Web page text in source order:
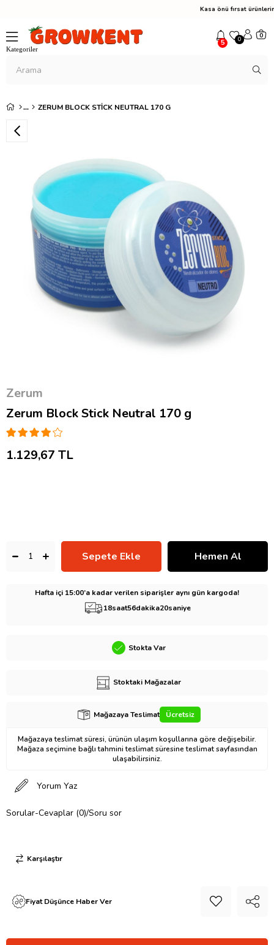
Kasa önü fırsat
5 0 0
ZERUM BLOCK STICK NEUTRAL 170 G
Zerum
Zerum Block Stick Neutral 170 g
1.129,67 TL
Hafta içi 15:00’a kadar verilen siparişler aynı gün kargoda!
18saat56dakika19saniye
Stokta Var
Stoktaki Mağazalar
Mağazaya Teslimat Ücretsiz
Mağazaya teslimat süresi, ürünün ulaşım koşullarına göre değişebilir.
Mağaza seçimine bağlı tahmini teslimat süresine teslimat sayfasından
ulaşabilirsiniz.
Yorum Yaz
Sorular-Cevaplar (0)/Soru sor
Karşılaştır
Fiyat Düşünce Haber Ver